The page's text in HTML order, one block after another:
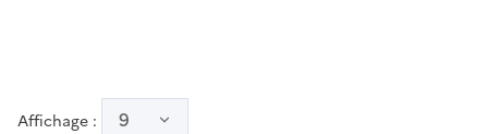
Affichage : 9